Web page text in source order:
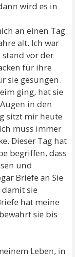
wird es in
an einen Tag
alt. Ich war
vor der
für ihre
sie gesungen.
ging, hat sie
in den
sitzt mir heute
muss immer
Dieser Tag hat
begriffen, dass
und
Briefe an Sie
damit sie
hat meine
sie bis
Leben, in